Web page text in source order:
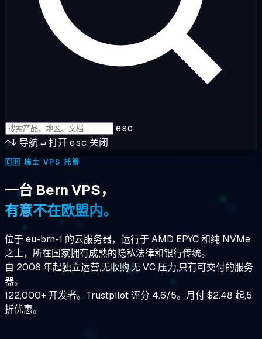
esc
↑↓ 导航↵打开esc 关闭
🇨🇭 瑞士 VPS 托管
一台 Bern VPS，
有意不在欧盟内。
位于 eu-brn-1 的云服务器，运行于 AMD EPYC 和纯 NVMe
之上，所在国家拥有成熟的隐私法律和银行传统。
自 2008 年起独立运营,无收购,无 VC 压力,只有可交付的服务
器。
122,000+ 开发者。Trustpilot 评分 4.6/5。月付 $2.48 起,5
折优惠。